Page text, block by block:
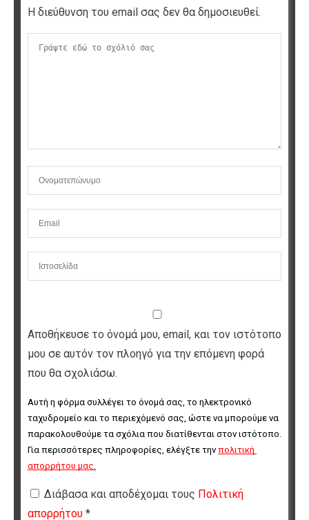
Η διεύθυνση του email σας δεν θα δημοσιευθεί.
Αποθήκευσε το όνομά μου, email, και τον ιστότοπο
μου σε αυτόν τον πλοηγό για την επόμενη φορά
που θα σχολιάσω.
Αυτή η φόρμα συλλέγει το όνομά σας, το ηλεκτρονικό
ταχυδρομείο και το περιεχόμενό σας, ώστε να μπορούμε να
παρακολουθούμε τα σχόλια που διατίθενται στον ιστότοπο.
Για περισσότερες πληροφορίες, ελέγξτε την πολιτική
απορρήτου μας
Διάβασα και αποδέχομαι τους Πολιτική
απορρήτου *